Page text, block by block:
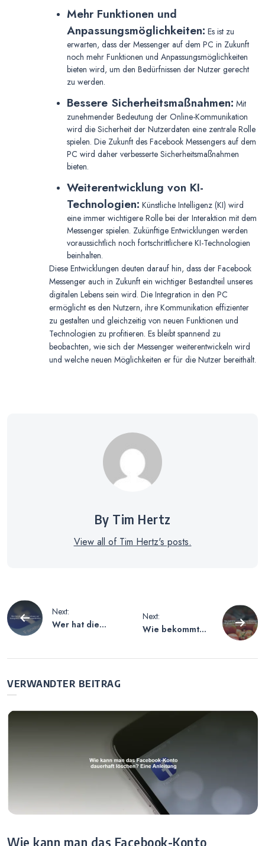
Mehr Funktionen und
Anpassungsmöglichkeiten: Es ist zu
erwarten, dass der Messenger auf dem PC in Zukunft
noch mehr Funktionen und Anpassungsmöglichkeiten
bieten wird, um den Bedürfnissen der Nutzer gerecht
zu werden.
Bessere Sicherheitsmaßnahmen: Mit
zunehmender Bedeutung der Online-Kommunikation
wird die Sicherheit der Nutzerdaten eine zentrale Rolle
spielen. Die Zukunft des Facebook Messengers auf dem
PC wird daher verbesserte Sicherheitsmaßnahmen
bieten.
Weiterentwicklung von KI-
Technologien: Künstliche Intelligenz (KI) wird
eine immer wichtigere Rolle bei der Interaktion mit dem
Messenger spielen. Zukünftige Entwicklungen werden
voraussichtlich noch fortschrittlichere KI-Technologien
beinhalten.
Diese Entwicklungen deuten darauf hin, dass der Facebook
Messenger auch in Zukunft ein wichtiger Bestandteil unseres
digitalen Lebens sein wird. Die Integration in den PC
ermöglicht es den Nutzern, ihre Kommunikation effizienter
zu gestalten und gleichzeitig von neuen Funktionen und
Technologien zu profitieren. Es bleibt spannend zu
beobachten, wie sich der Messenger weiterentwickeln wird
und welche neuen Möglichkeiten er für die Nutzer bereithält.
By Tim Hertz
View all of Tim Hertz's posts.
Beitragsnavigation
Next:
Wer hat die
Konten
Next:
Wie bekommt
Snapchat weg?
VERWANDTER BEITRAG
Wie kann man das Facebook-Konto